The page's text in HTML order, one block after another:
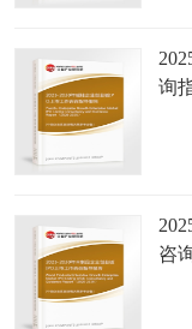
询
咨